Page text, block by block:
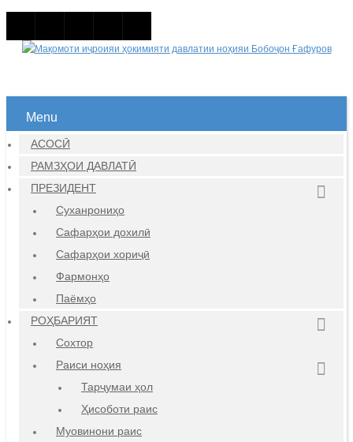
Menu
АСОСӢ
РАМЗҲОИ ДАВЛАТӢ
ПРЕЗИДЕНТ
Суханрониҳо
Сафарҳои дохилӣ
Сафарҳои хориҷӣ
Фармонҳо
Паёмҳо
РОҲБАРИЯТ
Сохтор
Раиси ноҳия
Тарҷумаи ҳол
Ҳисоботи раис
Муовинони раис